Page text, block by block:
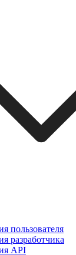
пользователя
разработчика
API